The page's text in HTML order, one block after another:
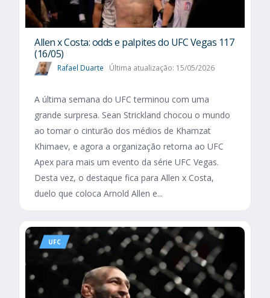
Allen x Costa: odds e palpites do UFC Vegas 117
(16/05)
Rafael Duarte Última atualização: 15/05/2026
A última semana do UFC terminou com uma
grande surpresa. Sean Strickland chocou o mundo
ao tomar o cinturão dos médios de Khamzat
Khimaev, e agora a organização retorna ao UFC
Apex para mais um evento da série UFC Vegas.
Desta vez, o destaque fica para Allen x Costa,
duelo que coloca Arnold Allen e...
UFC